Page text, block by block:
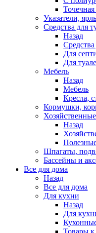
Точечная
Указатели,
Средства для
Назад
Для
Для
Мебель
Назад
Мебель
Кресла,
Кормушки,
Назад
Шпагаты,
Бассейны и
Все для дома
Назад
Все для дома
Для кухни
Назад
Для
Товары к